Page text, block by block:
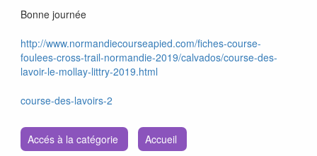
Bonne journée
http://www.normandiecourseapied.com/fiches-course-
foulees-cross-trail-normandie-2019/calvados/course-des-
lavoir-le-mollay-littry-2019.html
course-des-lavoirs-2
Accés à la catégorie Accueil